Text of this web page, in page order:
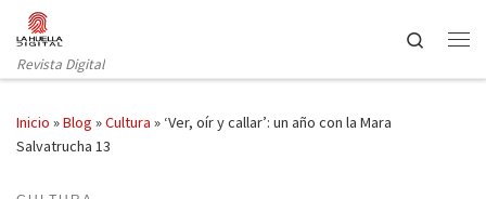
Saltar al contenido
Revista Digital
Search
Inicio »Blog »Cultura » ‘Ver, oír y callar’: un año con la Mara
Salvatrucha 13